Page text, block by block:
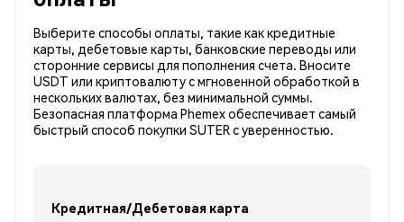
Выберите способы оплаты, такие как кредитные
карты, дебетовые карты, банковские переводы или
сторонние сервисы для пополнения счета. Вносите
USDT или криптовалюту с мгновенной обработкой в
нескольких валютах, без минимальной суммы.
Безопасная платформа Phemex обеспечивает самый
быстрый способ покупки SUTER с уверенностью.
Кредитная/Дебетовая карта